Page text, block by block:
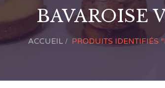
BAVAROISE
ACCUEIL PRODUITS IDENTIFIÉS